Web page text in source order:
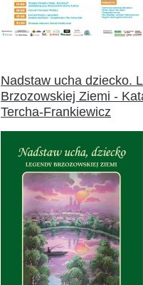
Nadstaw ucha dziecko.
Brzozowskiej Ziemi -
Tercha-Frankiewicz